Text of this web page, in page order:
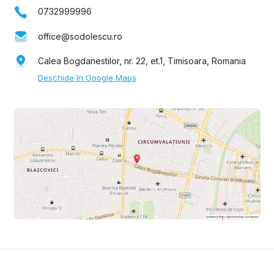
0732999996
office@sodolescu.ro
Calea Bogdanestilor, nr. 22, et.1, Timisoara, Romania
Deschide în Google Maps